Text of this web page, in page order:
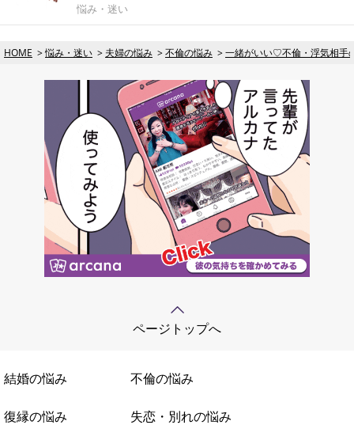
悩み・迷い
HOME 悩み・迷い 夫婦の悩み 不倫の悩み 一緒がいい♡不倫・浮気相手
ページトップへ
結婚の悩み 不倫の悩み
復縁の悩み 失恋・別れの悩み